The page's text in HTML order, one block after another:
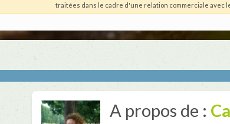
traitées dans le cadre d'une relation commerciale avec
A propos de :